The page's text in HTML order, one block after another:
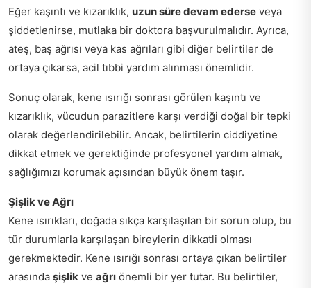
Eğer kaşıntı ve kızarıklık, uzun süre devam ederse veya
şiddetlenirse, mutlaka bir doktora başvurulmalıdır. Ayrıca,
ateş, baş ağrısı veya kas ağrıları gibi diğer belirtiler de
ortaya çıkarsa, acil tıbbi yardım alınması önemlidir.
Sonuç olarak, kene ısırığı sonrası görülen kaşıntı ve
kızarıklık, vücudun parazitlere karşı verdiği doğal bir tepki
olarak değerlendirilebilir. Ancak, belirtilerin ciddiyetine
dikkat etmek ve gerektiğinde profesyonel yardım almak,
sağlığımızı korumak açısından büyük önem taşır.
Şişlik ve Ağrı
Kene ısırıkları, doğada sıkça karşılaşılan bir sorun olup, bu
tür durumlarla karşılaşan bireylerin dikkatli olması
gerekmektedir. Kene ısırığı sonrası ortaya çıkan belirtiler
arasında şişlik ve ağrı önemli bir yer tutar. Bu belirtiler,